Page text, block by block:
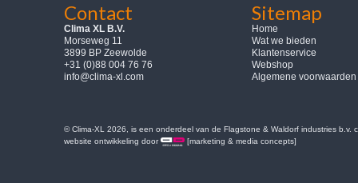
Contact
Clima XL B.V.
Morseweg 11
3899 BP Zeewolde
+31 (0)88 004 76 76
info@clima-xl.com
Sitemap
Home
Wat we bieden
Klantenservice
Webshop
Algemene voorwaarden
© Clima-XL 2026, is een onderdeel van de Flagstone & Waldorf industries b.v.
website ontwikkeling door
[marketing & media concepts]